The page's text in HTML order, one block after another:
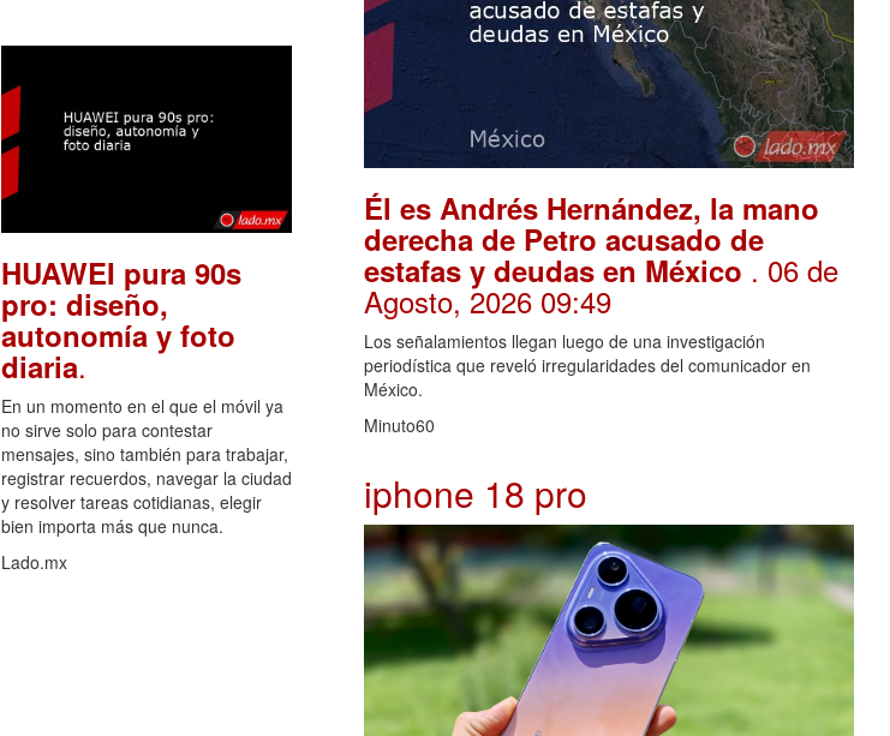
HUAWEI pura 90s
pro: diseño,
autonomía y foto
diaria.
En un momento en el que el móvil ya
no sirve solo para contestar
mensajes, sino también para trabajar,
registrar recuerdos, navegar la ciudad
y resolver tareas cotidianas, elegir
bien importa más que nunca.
Lado.mx
Él es Andrés Hernández, la mano
derecha de Petro acusado de
estafas y deudas en México . 06 de
Agosto, 2026 09:49
Los señalamientos llegan luego de una investigación
periodística que reveló irregularidades del comunicador en
México.
Minuto60
iphone 18 pro